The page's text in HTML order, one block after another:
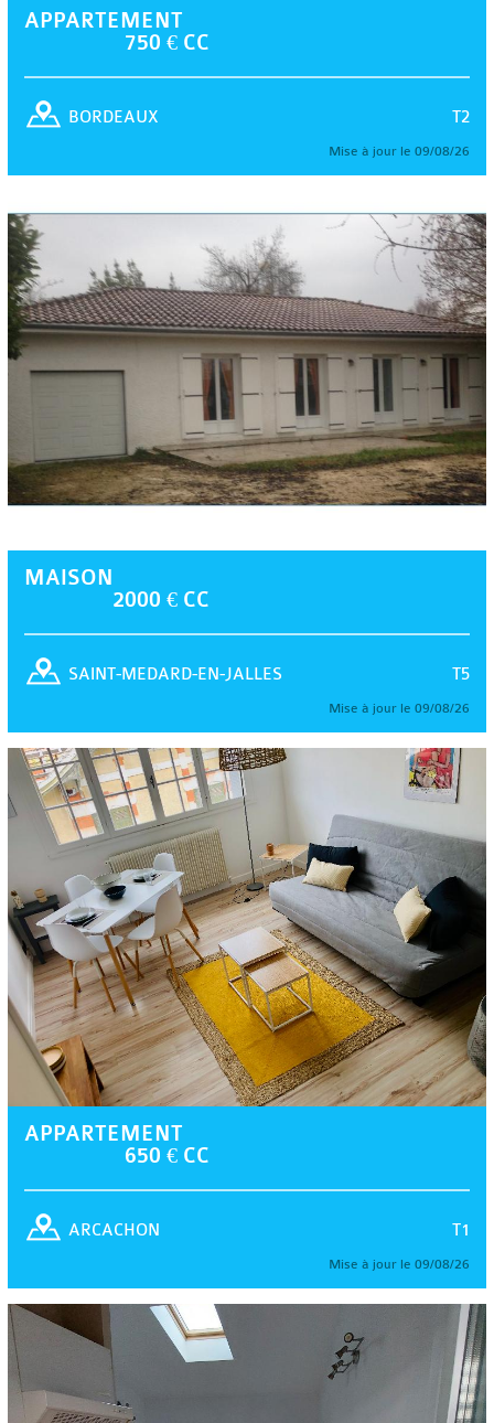
APPARTEMENT
750 € CC
T2
BORDEAUX
Mise à jour le 09/08/26
MAISON
2000 € CC
T5
SAINT-MEDARD-EN-JALLES
Mise à jour le 09/08/26
APPARTEMENT
650 € CC
T1
ARCACHON
Mise à jour le 09/08/26